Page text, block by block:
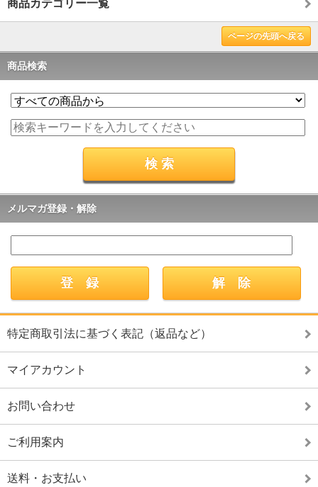
商品カテゴリー一覧
ページの先頭へ戻る
商品検索
メルマガ登録・解除
特定商取引法に基づく表記（返品など）
マイアカウント
お問い合わせ
ご利用案内
送料・お支払い